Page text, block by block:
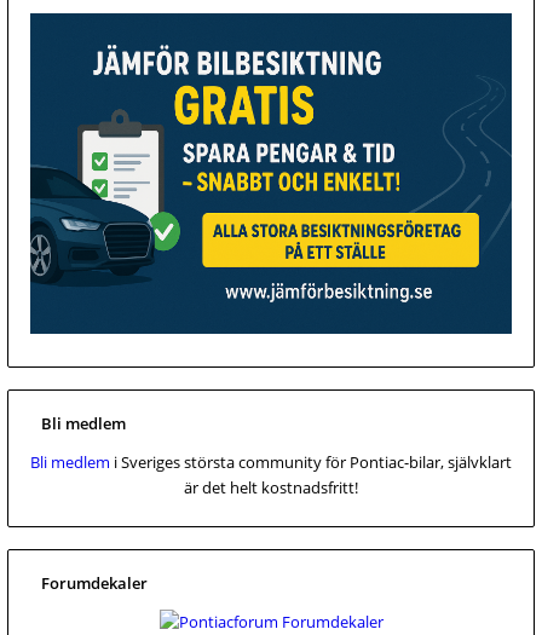
Bli medlem
Bli medlem i Sveriges största community för Pontiac-bilar, självklart
är det helt kostnadsfritt!
Forumdekaler